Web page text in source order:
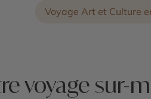
Voyage Art et Culture
voyage sur-